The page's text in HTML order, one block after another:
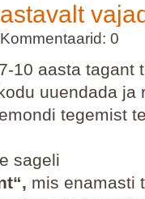
0
10 aasta tagant
uuendada ja
tegemist
sageli
mis enamasti